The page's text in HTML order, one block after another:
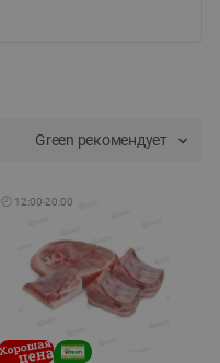
Green рекомендует
🕘 12:00-20:00